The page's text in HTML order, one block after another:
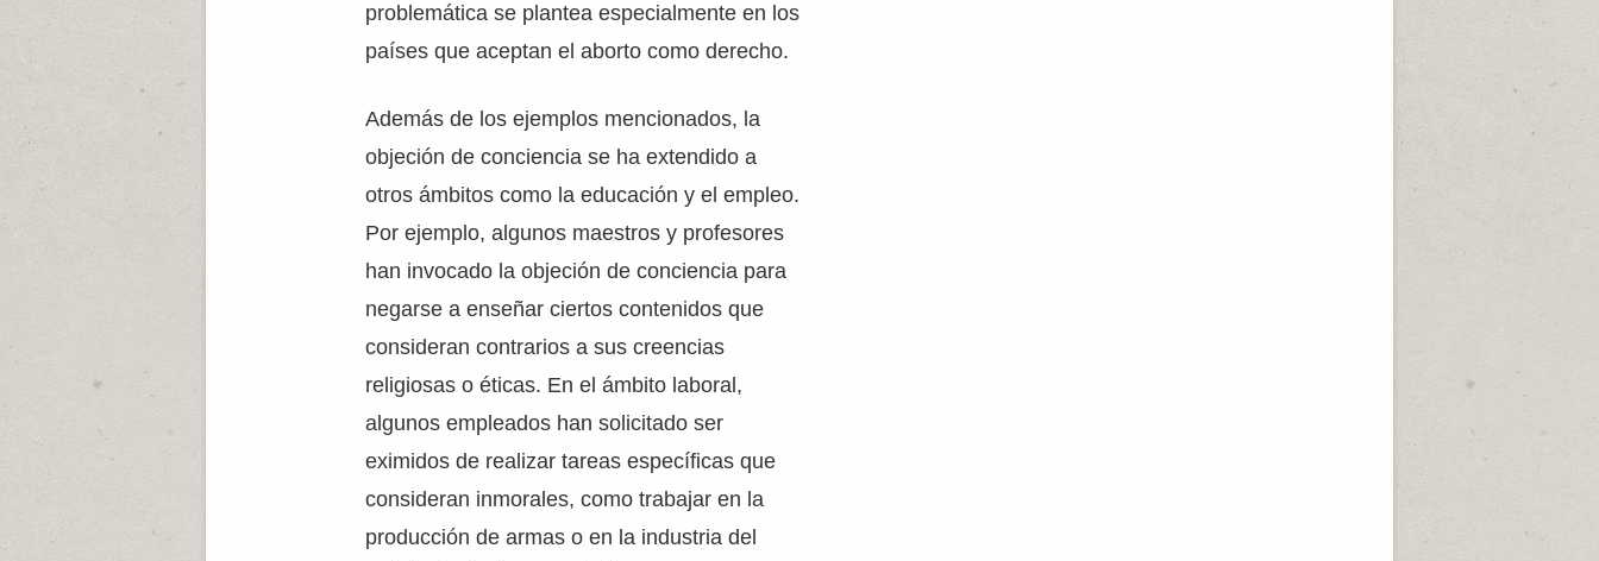
problemática se plantea especialmente en los
países que aceptan el aborto como derecho.
Además de los ejemplos mencionados, la
objeción de conciencia se ha extendido a
otros ámbitos como la educación y el empleo.
Por ejemplo, algunos maestros y profesores
han invocado la objeción de conciencia para
negarse a enseñar ciertos contenidos que
consideran contrarios a sus creencias
religiosas o éticas. En el ámbito laboral,
algunos empleados han solicitado ser
eximidos de realizar tareas específicas que
consideran inmorales, como trabajar en la
producción de armas o en la industria del